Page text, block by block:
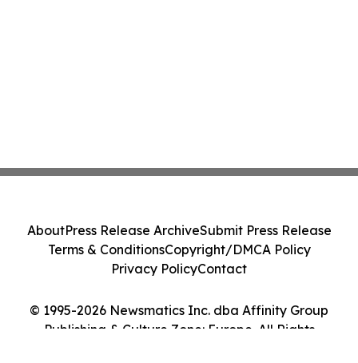
© 1995-2026 Newsmatics Inc. dba Affinity Group
Publishing & Culture Zone: Europe. All Rights
AboutPress Release ArchiveSubmit Press Release
Terms & ConditionsCopyright/DMCA Policy
Privacy PolicyContact